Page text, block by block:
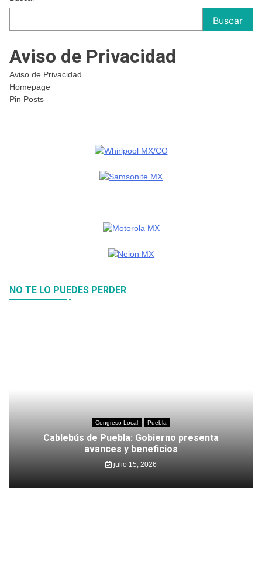
Buscar
Aviso de Privacidad
Aviso de Privacidad
Homepage
Pin Posts
NO TE LO PUEDES PERDER
Congreso Local Puebla
Cablebús de Puebla: Gobierno presenta
avances y beneficios
julio 15, 2026